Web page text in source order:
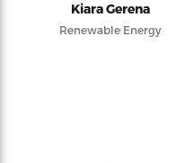
Kiara Gerena
Renewable Energy